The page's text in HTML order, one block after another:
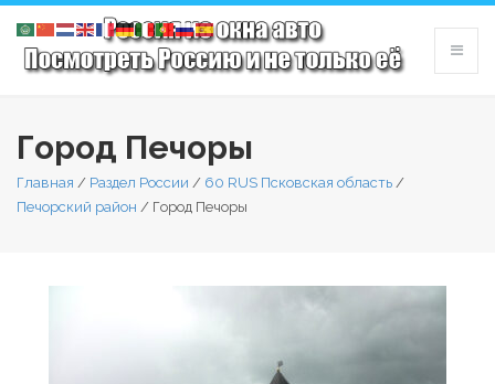
Город Печоры
Главная / Раздел России / 60 RUS Псковская область /
Печорский район / Город Печоры